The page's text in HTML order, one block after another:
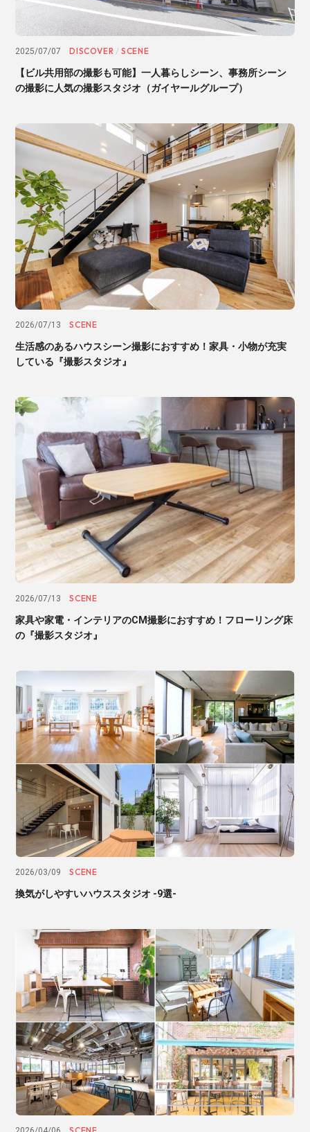
2025/07/07 DISCOVER /SCENE
【ビル共用部の撮影も可能】一人暮らしシーン、事務所シーン
の撮影に人気の撮影スタジオ（ガイヤールグループ）
2026/07/13 SCENE
生活感のあるハウスシーン撮影におすすめ！家具・小物が充実
している『撮影スタジオ』
2026/07/13 SCENE
家具や家電・インテリアのCM撮影におすすめ！フローリング床
の『撮影スタジオ』
2026/03/09 SCENE
換気がしやすいハウススタジオ -9選-